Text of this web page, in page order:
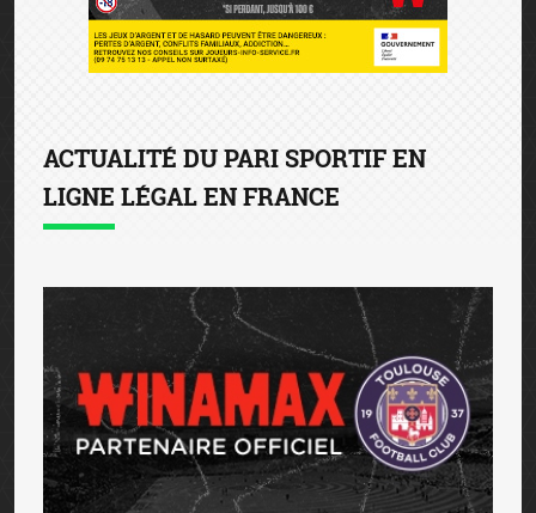
ACTUALITÉ DU PARI SPORTIF EN
LIGNE LÉGAL EN FRANCE